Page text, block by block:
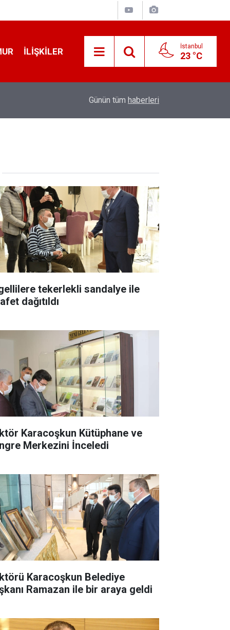
İLIŞKILER İstanbul
23 °C
Sıcak Havalarda Ödem Şikayetini Hafife
Günün tüm haberleri
tekerlekli sandalye ile
dağıtıldı
Karacoşkun Kütüphane ve
Merkezini İnceledi
Karacoşkun Belediye
Ramazan ile bir araya geldi